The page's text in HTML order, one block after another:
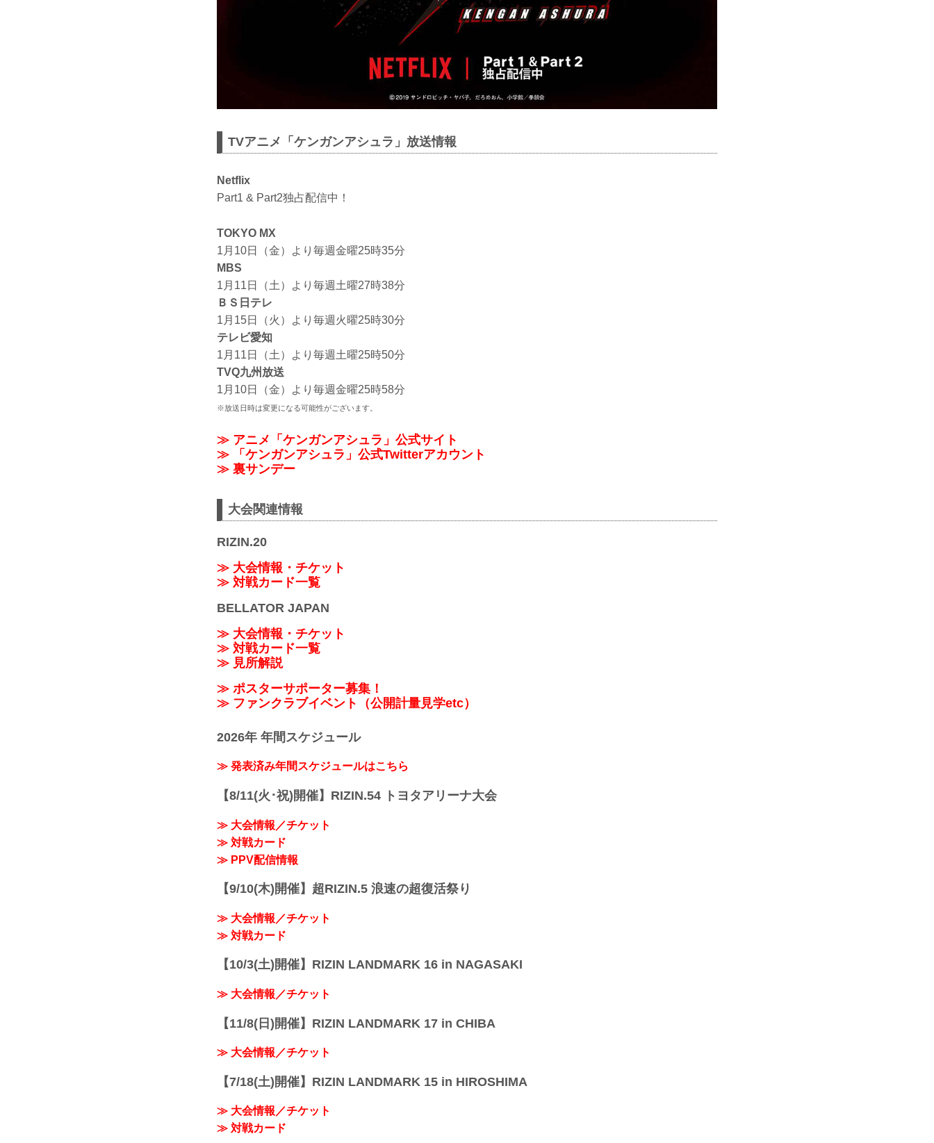
TVアニメ「ケンガンアシュラ」放送情報
Netflix
Part1 & Part2独占配信中！
TOKYO MX
1月10日（金）より毎週金曜25時35分
MBS
1月11日（土）より毎週土曜27時38分
ＢＳ日テレ
1月15日（火）より毎週火曜25時30分
テレビ愛知
1月11日（土）より毎週土曜25時50分
TVQ九州放送
1月10日（金）より毎週金曜25時58分
※放送日時は変更になる可能性がございます。
≫ アニメ「ケンガンアシュラ」公式サイト
≫ 「ケンガンアシュラ」公式Twitterアカウント
≫ 裏サンデー
大会関連情報
RIZIN.20
≫ 大会情報・チケット
≫ 対戦カード一覧
BELLATOR JAPAN
≫ 大会情報・チケット
≫ 対戦カード一覧
≫ 見所解説
≫ ポスターサポーター募集！
≫ ファンクラブイベント（公開計量見学etc）
2026年 年間スケジュール
≫ 発表済み年間スケジュールはこちら
【8/11(火･祝)開催】RIZIN.54 トヨタアリーナ大会
≫ 大会情報／チケット
≫ 対戦カード
≫ PPV配信情報
【9/10(木)開催】超RIZIN.5 浪速の超復活祭り
≫ 大会情報／チケット
≫ 対戦カード
【10/3(土)開催】RIZIN LANDMARK 16 in NAGASAKI
≫ 大会情報／チケット
【11/8(日)開催】RIZIN LANDMARK 17 in CHIBA
≫ 大会情報／チケット
【7/18(土)開催】RIZIN LANDMARK 15 in HIROSHIMA
≫ 大会情報／チケット
≫ 対戦カード